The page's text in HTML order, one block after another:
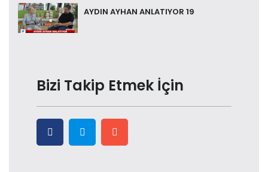
AYDIN AYHAN ANLATIYOR 19
Bizi Takip Etmek İçin